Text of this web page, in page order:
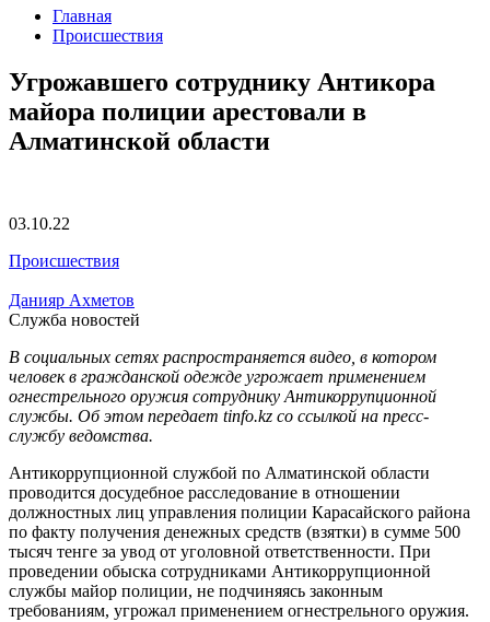
Главная
Происшествия
Угрожавшего сотруднику Антикора
майора полиции арестовали в
Алматинской области
03.10.22
Происшествия
Данияр Ахметов
Служба новостей
В социальных сетях распространяется видео, в котором
человек в гражданской одежде угрожает применением
огнестрельного оружия сотруднику Антикоррупционной
службы. Об этом передает tinfo.kz со ссылкой на пресс-
службу ведомства.
Антикоррупционной службой по Алматинской области
проводится досудебное расследование в отношении
должностных лиц управления полиции Карасайского района
по факту получения денежных средств (взятки) в сумме 500
тысяч тенге за увод от уголовной ответственности. При
проведении обыска сотрудниками Антикоррупционной
службы майор полиции, не подчиняясь законным
требованиям, угрожал применением огнестрельного оружия.